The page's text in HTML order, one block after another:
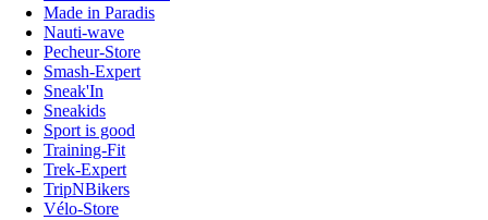
Made in Paradis
Nauti-wave
Pecheur-Store
Smash-Expert
Sneak'In
Sneakids
Sport is good
Training-Fit
Trek-Expert
TripNBikers
Vélo-Store